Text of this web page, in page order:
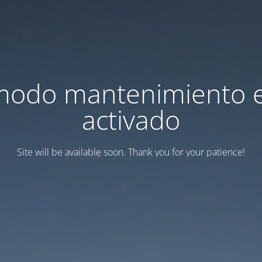
mantenimiento
activado
Site will be available soon. Thank you for your patience!